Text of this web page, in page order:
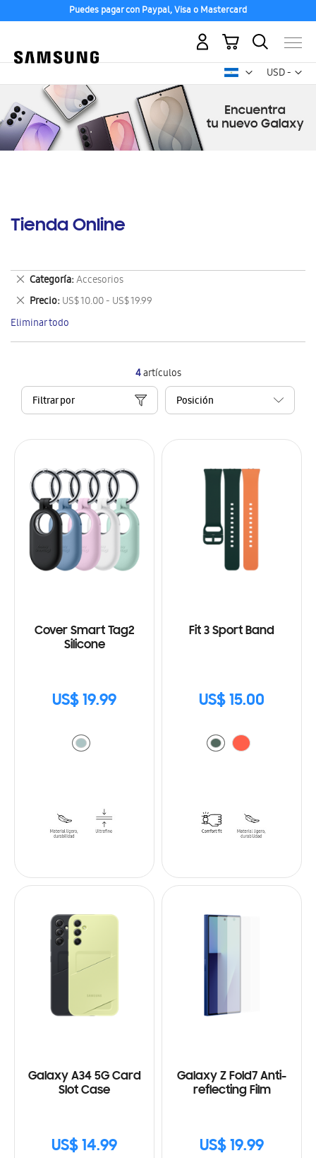
Puedes pagar con Paypal, Visa o Mastercard
USD -
dólar
Mi carrito
Tienda Online
4artículos
Filtrar por
Cover Smart Tag2
Silicone
US$ 19.99
Fit 3 Sport Band
US$ 15.00
Galaxy A34 5G Card
Slot Case
US$ 14.99
Galaxy Z Fold7 Anti-
reflecting Film
US$ 19.99
Categoría Accesorios
Eliminar
este
artículo
Precio US$ 10.00 - US$ 19.99
Eliminar
este
artículo
Eliminar todo